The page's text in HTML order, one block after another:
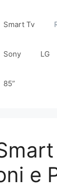
Smart Tv
Sony LG
85”
e